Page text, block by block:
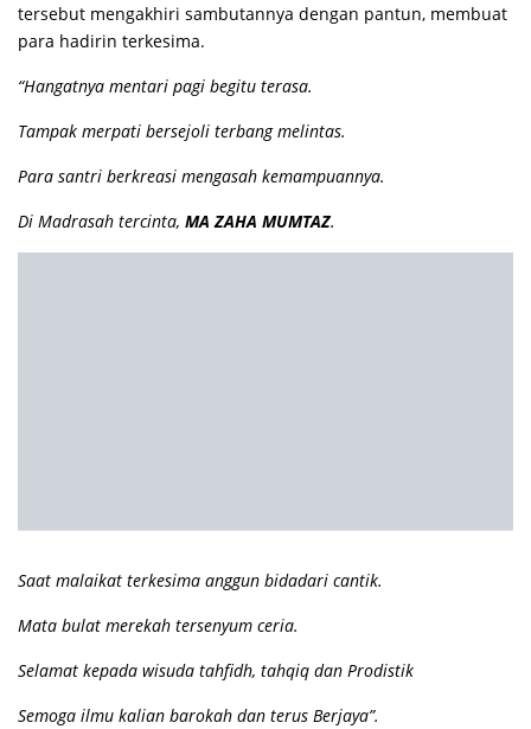
tersebut mengakhiri sambutannya dengan pantun, membuat
para hadirin terkesima.
“Hangatnya mentari pagi begitu terasa.
Tampak merpati bersejoli terbang melintas.
Para santri berkreasi mengasah kemampuannya.
Di Madrasah tercinta, MA ZAHA MUMTAZ.
Saat malaikat terkesima anggun bidadari cantik.
Mata bulat merekah tersenyum ceria.
Selamat kepada wisuda tahfidh, tahqiq dan Prodistik
Semoga ilmu kalian barokah dan terus Berjaya”.